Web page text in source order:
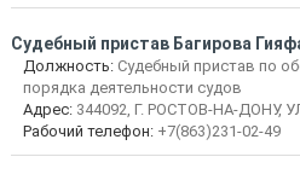
Судебный пристав Багирова
Должность:Судебный пристав по
порядка деятельности судов
Адрес:344092, Г. РОСТОВ-НА-ДОНУ,
Рабочий телефон:+7(863)231-02-49